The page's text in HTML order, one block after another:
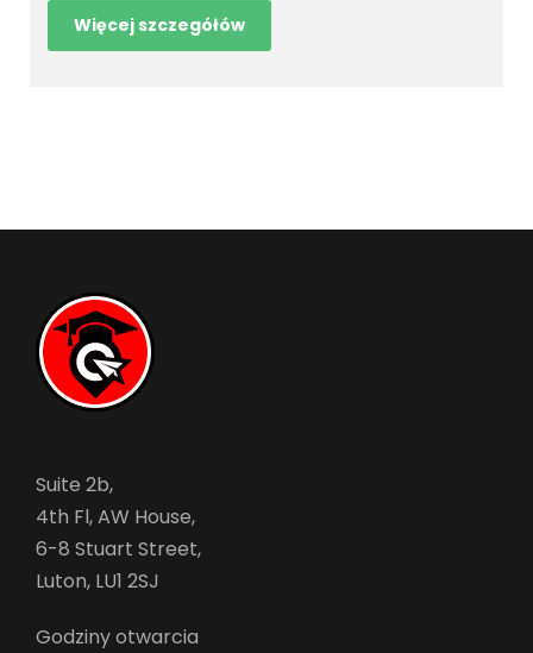
Więcej szczegółów
Suite 2b,
4th Fl, AW House,
6-8 Stuart Street,
Luton, LU1 2SJ
Godziny otwarcia